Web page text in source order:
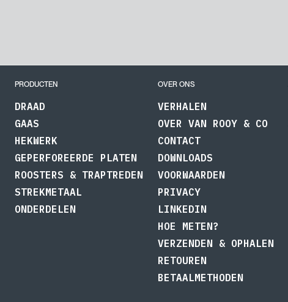
PRODUCTEN
DRAAD
GAAS
HEKWERK
GEPERFOREERDE PLATEN
ROOSTERS & TRAPTREDEN
STREKMETAAL
ONDERDELEN
OVER ONS
VERHALEN
OVER VAN ROOY & CO
CONTACT
DOWNLOADS
VOORWAARDEN
PRIVACY
LINKEDIN
HOE METEN?
VERZENDEN & OPHALEN
RETOUREN
BETAALMETHODEN